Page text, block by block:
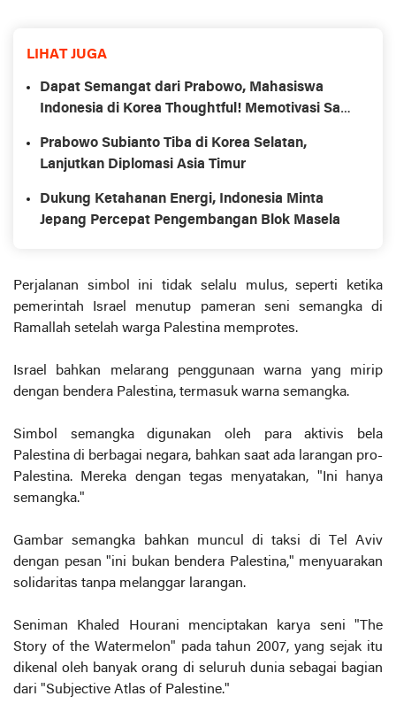
LIHAT JUGA
Dapat Semangat dari Prabowo, Mahasiswa
Indonesia di Korea Thoughtful! Memotivasi Saya
Prabowo Subianto Tiba di Korea Selatan,
Lanjutkan Diplomasi Asia Timur
Dukung Ketahanan Energi, Indonesia Minta
Jepang Percepat Pengembangan Blok Masela
Perjalanan simbol ini tidak selalu mulus, seperti ketika
pemerintah Israel menutup pameran seni semangka di
Ramallah setelah warga Palestina memprotes.
Israel bahkan melarang penggunaan warna yang mirip
dengan bendera Palestina, termasuk warna semangka.
Simbol semangka digunakan oleh para aktivis bela
Palestina di berbagai negara, bahkan saat ada larangan pro-
Palestina. Mereka dengan tegas menyatakan, "Ini hanya
semangka."
Gambar semangka bahkan muncul di taksi di Tel Aviv
dengan pesan "ini bukan bendera Palestina," menyuarakan
solidaritas tanpa melanggar larangan.
Seniman Khaled Hourani menciptakan karya seni "The
Story of the Watermelon" pada tahun 2007, yang sejak itu
dikenal oleh banyak orang di seluruh dunia sebagai bagian
dari "Subjective Atlas of Palestine."